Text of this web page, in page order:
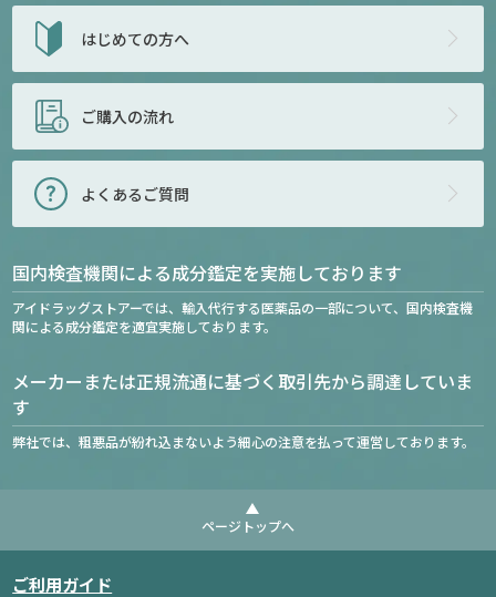
はじめての方へ
ご購入の流れ
よくあるご質問
国内検査機関による成分鑑定を実施しております
アイドラッグストアーでは、輸入代行する医薬品の一部について、国内検査機
関による成分鑑定を適宜実施しております。
メーカーまたは正規流通に基づく取引先から調達していま
す
弊社では、粗悪品が紛れ込まないよう細心の注意を払って運営しております。
ページトップへ
ご利用ガイド